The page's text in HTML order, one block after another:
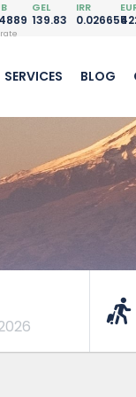
GEL
139.83
IRR
0.026655
SERVICES BLOG